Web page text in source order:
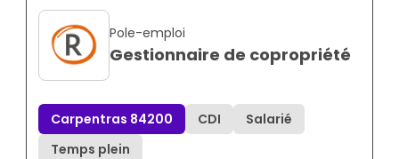
Pole-emploi
Gestionnaire de copropriété
Carpentras 84200 CDI
Salarié
Temps plein